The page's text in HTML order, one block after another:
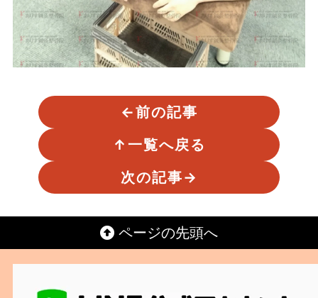
←前の記事
↑ 一覧へ戻る
次の記事→
ページの先頭へ